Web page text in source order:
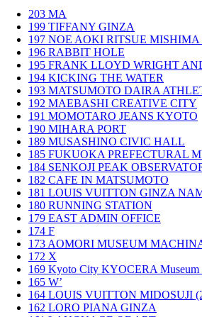
203 MA
199 TIFFANY GINZA
197 NOE AOKI RITSUE
196 RABBIT HOLE
195 FRANK LLOYD WRIGHT
194 KICKING THE WATER
193 MATSUMOTO DAIRA
192 MAEBASHI CREATIVE CITY
191 MOMOTARO JEANS KYOTO
190 MIHARA PORT
189 MUSASHINO CIVIC HALL
185 FUKUOKA PREFECTURAL
184 SENKOJI PEAK
182 CAFE IN MATSUMOTO
181 LOUIS VUITTON GINZA
180 RUNNING STATION
179 EAST ADMIN OFFICE
174 F
173 AOMORI MUSEUM
172 X
169 Kyoto City KYOCERA Museum
165 W’
164 LOUIS VUITTON MIDOSUJI
162 LORO PIANA GINZA